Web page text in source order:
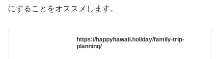
にすることをオススメします。
https://happyhawaii.holiday/family-trip-
planning/